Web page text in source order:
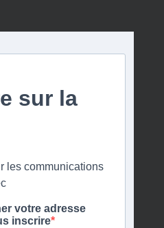
sur la
les communications
votre adresse
inscrire